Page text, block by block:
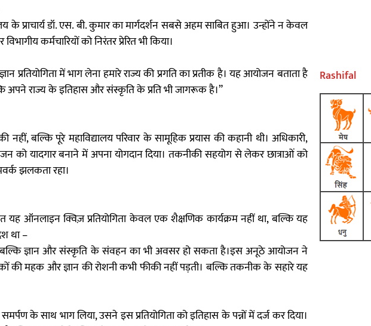
प्राचार्य डॉ. एस. बी. कुमार का मार्गदर्शन सबसे अहम साबित हुआ। उन्होंने न केवल
कर्मचारियों को निरंतर प्रेरित भी किया।
प्रतियोगिता में भाग लेना हमारे राज्य की प्रगति का प्रतीक है। यह आयोजन बताता है
राज्य के इतिहास और संस्कृति के प्रति भी जागरूक है।”
बल्कि पूरे महाविद्यालय परिवार के सामूहिक प्रयास की कहानी थी। अधिकारी,
को यादगार बनाने में अपना योगदान दिया। तकनीकी सहयोग से लेकर छात्राओं को
झलकता रहा।
यह ऑनलाइन क्विज़ प्रतियोगिता केवल एक शैक्षणिक कार्यक्रम नहीं था, बल्कि यह
था –
ज्ञान और संस्कृति के संवहन का भी अवसर हो सकता है।इस अनूठे आयोजन ने
की महक और ज्ञान की रोशनी कभी फीकी नहीं पड़ती। बल्कि तकनीक के सहारे यह
के साथ भाग लिया, उसने इस प्रतियोगिता को इतिहास के पन्नों में दर्ज कर दिया।
Rashifal